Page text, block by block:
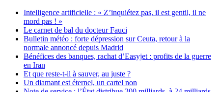
Intelligence artificielle : « Z’inquiétez pas, il est gentil, il ne
mord pas ! »
Le carnet de bal du docteur Fauci
Bulletin météo : forte dépression sur Ceuta, retour à la
normale annoncé depuis Madrid
Bénéfices des banques, rachat d’Easyjet : profits de la guerre
en Iran
Et que reste-t-il à sauver, au juste ?
Un diamant est éternel, un cartel non